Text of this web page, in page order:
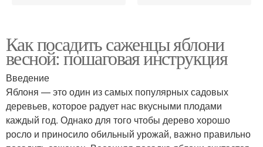
Как посадить саженцы яблони
весной: пошаговая инструкция
Введение
Яблоня — это один из самых популярных садовых
деревьев, которое радует нас вкусными плодами
каждый год. Однако для того чтобы дерево хорошо
росло и приносило обильный урожай, важно правильно